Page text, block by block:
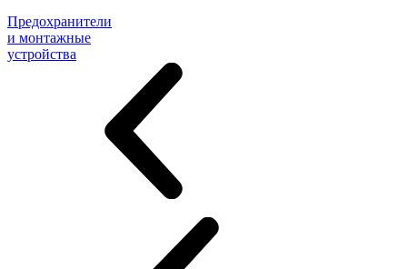
Предохранители
и монтажные
устройства